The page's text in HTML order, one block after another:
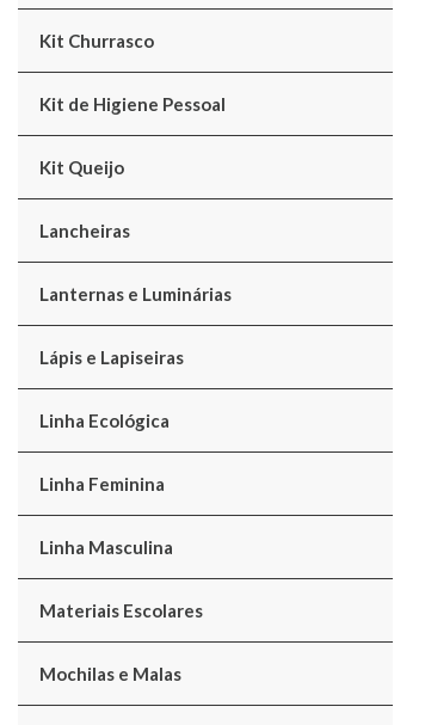
Kit Churrasco
Kit de Higiene Pessoal
Kit Queijo
Lancheiras
Lanternas e Luminárias
Lápis e Lapiseiras
Linha Ecológica
Linha Feminina
Linha Masculina
Materiais Escolares
Mochilas e Malas